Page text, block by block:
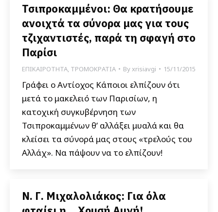
Τσιπροκαμμένοι: Θα κρατήσουμε
ανοιχτά τα σύνορα μας για τους
τζιχαντιστές, παρά τη σφαγή στο
Παρίσι
ΕΠΙΚΑΙΡΟΤΗΤΑ, ΤΡΟΜΟΚΡΑΤΙΑ Byxrisiavgi 15/11/2015
Γράφει ο Αντίοχος Κάποιοι ελπίζουν ότι
μετά το μακελειό των Παρισίων, η
κατοχική συγκυβέρνηση των
Τσιπροκαμμένων θ’ αλλάξει μυαλά και θα
κλείσει τα σύνορά μας στους «τρελούς του
Αλλάχ». Να πάψουν να το ελπίζουν!
Ν. Γ. Μιχαλολιάκος: Για όλα